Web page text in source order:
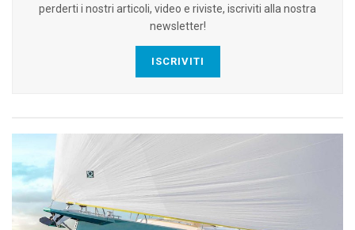
perderti i nostri articoli, video e riviste, iscriviti alla nostra
newsletter!
ISCRIVITI